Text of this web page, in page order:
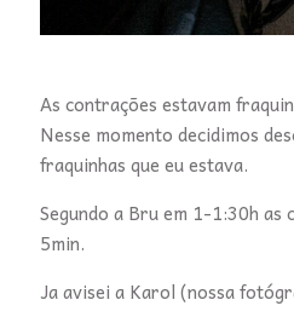
As contrações estavam
Nesse momento decidimos
fraquinhas que eu estava.
Segundo a Bru em 1-1:30h
5min.
Ja avisei a Karol (nossa